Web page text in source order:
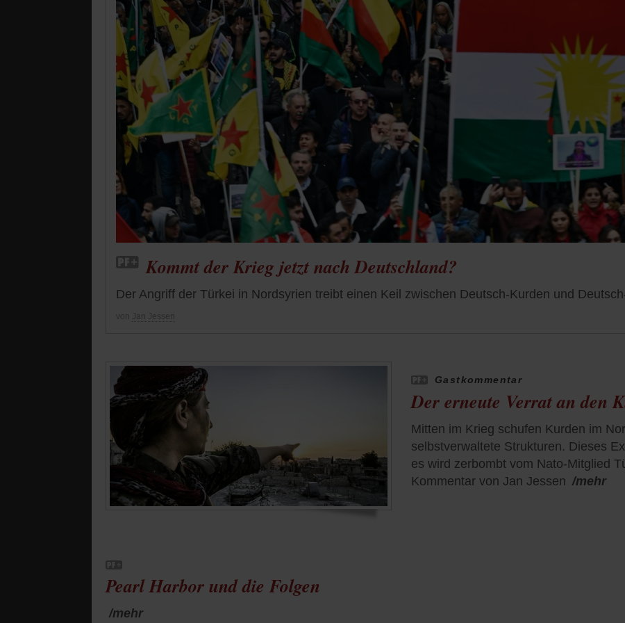
Kommt der Krieg jetzt nach Deutschland?
Der Angriff der Türkei in Nordsyrien treibt einen Keil zwischen Deutsch-Kurden und
von Jan Jessen
Gastkommentar
Der erneute Verrat an den
Mitten im Krieg schufen Kurden im
selbstverwaltete Strukturen. Dieses
es wird zerbombt vom Nato-Mitglied
Kommentar von Jan Jessen /mehr
Pearl Harbor und die Folgen
/mehr